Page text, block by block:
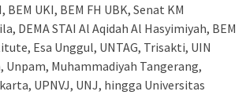
BEM UKI, BEM FH UBK, Senat KM
DEMA STAI Al Aqidah Al Hasyimiyah, BEM
Esa Unggul, UNTAG, Trisakti, UIN
Unpam, Muhammadiyah Tangerang,
UPNVJ, UNJ, hingga Universitas